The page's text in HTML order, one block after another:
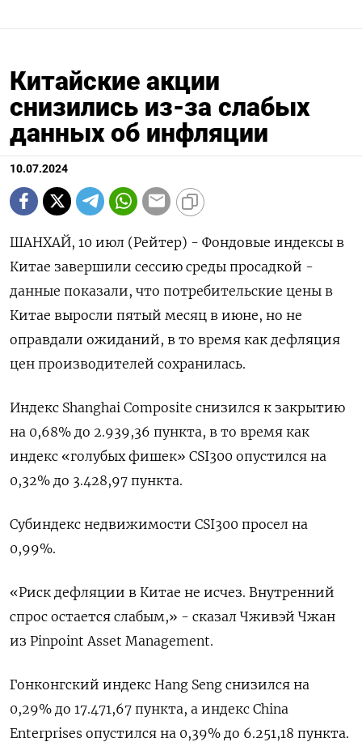
Китайские акции
снизились из-за слабых
данных об инфляции
10.07.2024
ШАНХАЙ, 10 июл (Рейтер) - Фондовые индексы в
Китае завершили сессию среды просадкой -
данные показали, что потребительские цены в
Китае выросли пятый месяц в июне, но не
оправдали ожиданий, в то время как дефляция
цен производителей сохранилась.
Индекс Shanghai Composite снизился к закрытию
на 0,68% до 2.939,36 пункта, в то время как
индекс «голубых фишек» CSI300 опустился на
0,32% до 3.428,97 пункта.
Субиндекс недвижимости CSI300 просел на
0,99%.
«Риск дефляции в Китае не исчез. Внутренний
спрос остается слабым,» - сказал Чживэй Чжан
из Pinpoint Asset Management.
Гонконгский индекс Hang Seng снизился на
0,29% до 17.471,67​ пункта, а индекс China
Enterprises опустился на 0,39% до 6.251,18 пункта.